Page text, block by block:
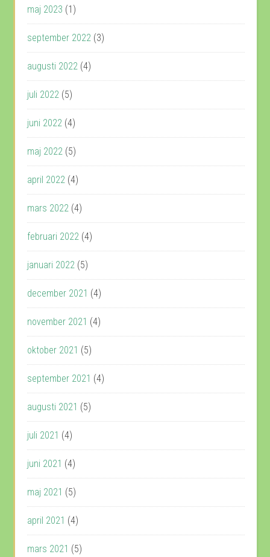
maj 2023 (1)
september 2022 (3)
augusti 2022 (4)
juli 2022 (5)
juni 2022 (4)
maj 2022 (5)
april 2022 (4)
mars 2022 (4)
februari 2022 (4)
januari 2022 (5)
december 2021 (4)
november 2021 (4)
oktober 2021 (5)
september 2021 (4)
augusti 2021 (5)
juli 2021 (4)
juni 2021 (4)
maj 2021 (5)
april 2021 (4)
mars 2021 (5)